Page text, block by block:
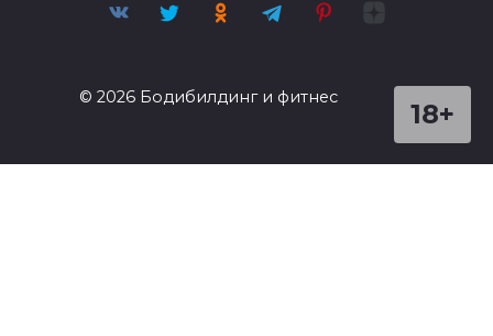
18+
© 2026 Бодибилдинг и фитнес